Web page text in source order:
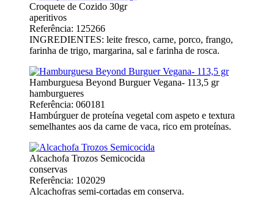
Croquete de Cozido 30gr
aperitivos
Referência: 125266
INGREDIENTES: leite fresco, carne, porco, frango,
farinha de trigo, margarina, sal e farinha de rosca.
Hamburguesa Beyond Burguer Vegana- 113,5 gr
hamburgueres
Referência: 060181
Hambúrguer de proteína vegetal com aspeto e textura
semelhantes aos da carne de vaca, rico em proteínas.
Alcachofa Trozos Semicocida
conservas
Referência: 102029
Alcachofras semi-cortadas em conserva.